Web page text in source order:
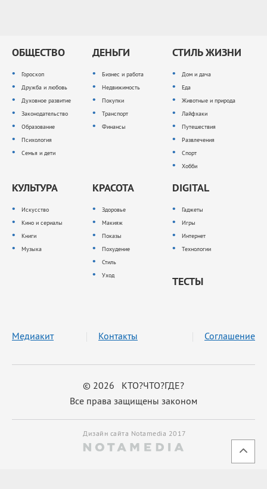
ОБЩЕСТВО
Гороскоп
Дружба и любовь
Духовное развитие
Законодательство
Образование
Психология
Семья и дети
ДЕНЬГИ
Бизнес и работа
Недвижимость
Покупки
Транспорт
Финансы
СТИЛЬ ЖИЗНИ
Дом и дача
Еда
Животные и природа
Лайфхаки
Путешествия
Развлечения
Спорт
Хобби
КУЛЬТУРА
Искусство
Кино и сериалы
Книги
Музыка
КРАСОТА
Здоровье
Макияж
Показы
Похудение
Стиль
Уход
DIGITAL
Гаджеты
Игры
Интернет
Технологии
ТЕСТЫ
© 2026 КТО?ЧТО?ГДЕ?
Все права защищены законом
Медиакит Контакты Соглашение
Дизайн сайта Notamedia 2017